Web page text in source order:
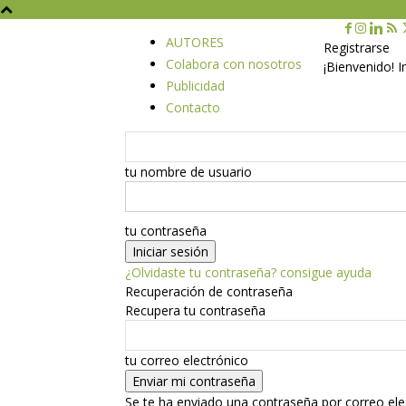
AUTORES
Colabora con nosotros
Publicidad
Contacto
Registrarse
¡Bienvenido!
tu nombre de usuario
tu contraseña
¿Olvidaste tu contraseña? consigue ayuda
Recuperación de contraseña
Recupera tu contraseña
tu correo electrónico
Se te ha enviado una contraseña por correo